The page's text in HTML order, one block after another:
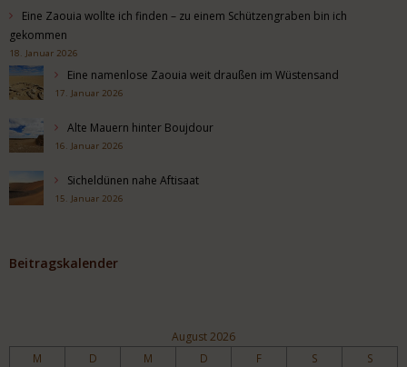
Eine Zaouia wollte ich finden – zu einem Schützengraben bin ich
gekommen
18. Januar 2026
Eine namenlose Zaouia weit draußen im Wüstensand
17. Januar 2026
Alte Mauern hinter Boujdour
16. Januar 2026
Sicheldünen nahe Aftisaat
15. Januar 2026
Beitragskalender
August 2026
M D M D F S S